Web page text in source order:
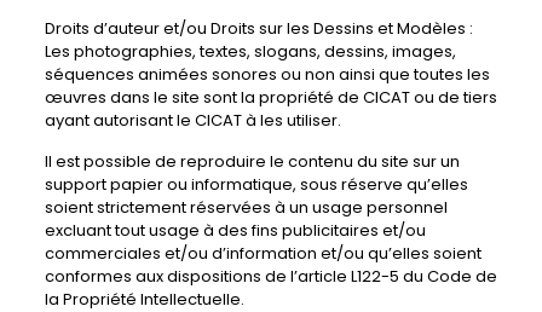
Droits d’auteur et/ou Droits sur les Dessins et Modèles :
Les photographies, textes, slogans, dessins, images,
séquences animées sonores ou non ainsi que toutes les
œuvres dans le site sont la propriété de CICAT ou de tiers
ayant autorisant le CICAT à les utiliser.
Il est possible de reproduire le contenu du site sur un
support papier ou informatique, sous réserve qu’elles
soient strictement réservées à un usage personnel
excluant tout usage à des fins publicitaires et/ou
commerciales et/ou d’information et/ou qu’elles soient
conformes aux dispositions de l’article L122-5 du Code de
la Propriété Intellectuelle.